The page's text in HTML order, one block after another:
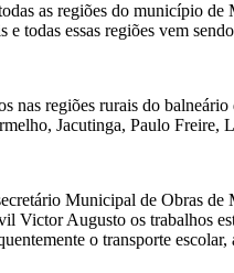
as regiões do município
todas essas regiões vem
nas regiões rurais do
Jacutinga, Paulo Freire,
Municipal de Obras de
Victor Augusto os trabalhos
o transporte